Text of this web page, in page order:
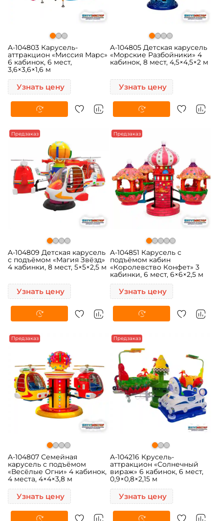
A-104803 Карусель-
аттракцион «Миссия Марс»
6 кабинок, 6 мест,
3,6×3,6×1,6 м
Узнать цену
A-104805 Детская карусель
«Морские Разбойники» 4
кабинок, 8 мест, 4,5×4,5×2 м
Узнать цену
Предзаказ
A-104809 Детская карусель
с подъёмом «Магия Звёзд»
4 кабинки, 8 мест, 5×5×2,5 м
Узнать цену
Предзаказ
A-104851 Карусель с
подъёмом кабин
«Королевство Конфет» 3
кабинки, 6 мест, 6×6×2,5 м
Узнать цену
Предзаказ
A-104807 Семейная
карусель с подъёмом
«Весёлые Огни» 4 кабинок,
4 места, 4×4×3,8 м
Узнать цену
Предзаказ
A-104216 Крусель-
аттракцион «Солнечный
вираж» 6 кабинок, 6 мест,
0,9×0,8×2,15 м
Узнать цену